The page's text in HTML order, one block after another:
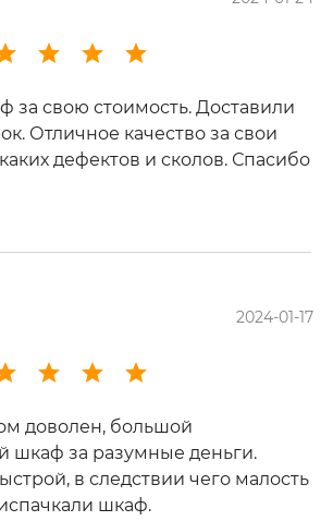
за свою стоимость. Доставили
Отличное качество за свои
дефектов и сколов. Спасибо
2024-01-17
доволен, большой
шкаф за разумные деньги.
в следствии чего малость
шкаф.